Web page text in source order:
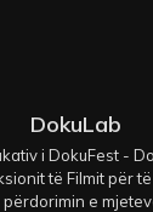
DokuLab
i DokuFest -
të Filmit për
e